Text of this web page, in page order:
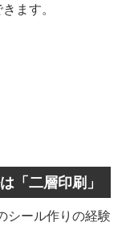
ます。
「二層印刷」
シール作りの経験